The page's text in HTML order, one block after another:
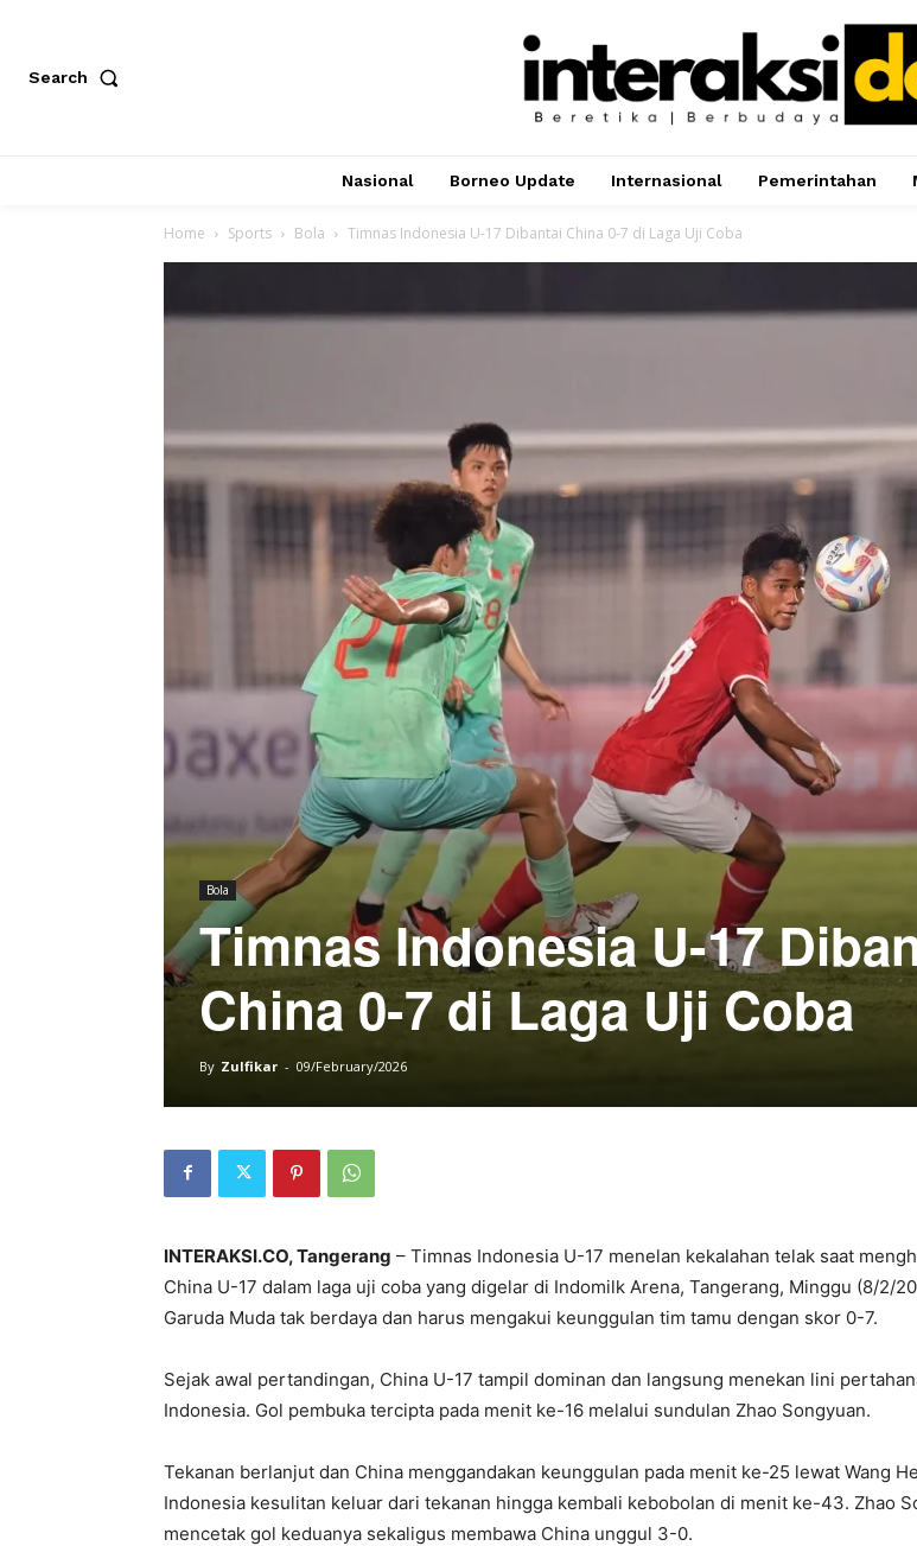
Search
Nasional Borneo Update Internasional Pemerintahan
Home Sports Bola Timnas Indonesia U-17 Dibantai China 0-7 di Laga Uji Coba
Bola
Timnas Indonesia U-17
China 0-7 di Laga Uji Coba
By Zulfikar - 09/February/2026
INTERAKSI.CO, Tangerang – Timnas Indonesia U-17 menelan kekalahan telak saat
China U-17 dalam laga uji coba yang digelar di Indomilk Arena, Tangerang, Minggu (8/2/
Garuda Muda tak berdaya dan harus mengakui keunggulan tim tamu dengan skor 0-7.
Sejak awal pertandingan, China U-17 tampil dominan dan langsung menekan lini
Indonesia. Gol pembuka tercipta pada menit ke-16 melalui sundulan Zhao Songyuan.
Tekanan berlanjut dan China menggandakan keunggulan pada menit ke-25 lewat Wang
Indonesia kesulitan keluar dari tekanan hingga kembali kebobolan di menit ke-43. Zhao
mencetak gol keduanya sekaligus membawa China unggul 3-0.